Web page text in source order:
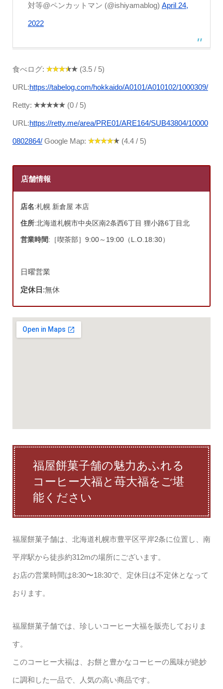
対等@ペンカットマン (@ishiyamablog) April 24,
2022
食べログ: (3.5 / 5)
URL:https://tabelog.com/hokkaido/A0101/A010102/1000309/
Retty: (0 / 5)
URL:https://retty.me/area/PRE01/ARE164/SUB43804/10000
0802864/Google Map: (4.4 / 5)
店舗情報
店名:札幌 新倉屋 本店
住所:北海道札幌市中央区南2条西6丁目 狸小路6丁目北
営業時間:［喫茶部］9:00～19:00（L.O.18:30）
日曜営業
定休日 :無休
福屋餅菓子舗の魅力あふれる
コーヒー大福と苺大福をご堪
能ください
福屋餅菓子舗は、北海道札幌市豊平区平岸2条に位置し、南
平岸駅から徒歩約312mの場所にございます。
お店の営業時間は8:30〜18:30で、定休日は不定休となって
おります。
福屋餅菓子舗では、珍しいコーヒー大福を販売しておりま
す。
このコーヒー大福は、お餅と豊かなコーヒーの風味が絶妙
に調和した一品で、人気の高い商品です。